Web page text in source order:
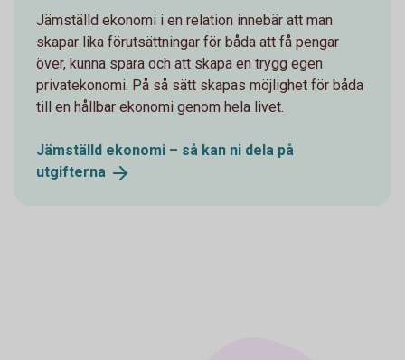
Jämställd ekonomi i en relation innebär att man
skapar lika förutsättningar för båda att få pengar
över, kunna spara och att skapa en trygg egen
privatekonomi. På så sätt skapas möjlighet för båda
till en hållbar ekonomi genom hela livet.
Jämställd ekonomi – så kan ni dela på
utgifterna